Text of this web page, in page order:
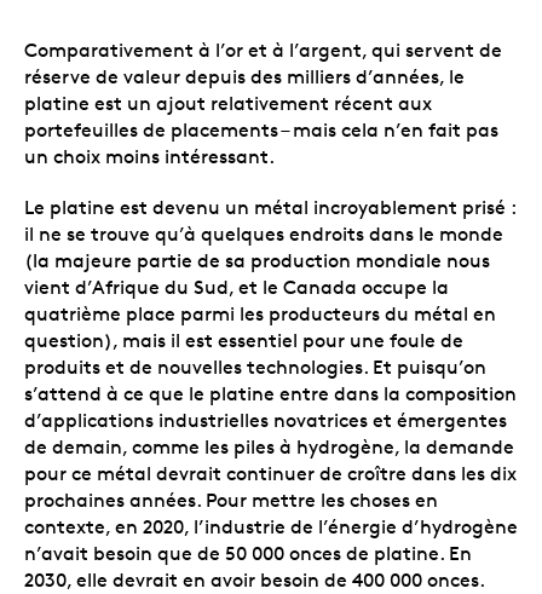
Comparativement à l’or et à l’argent, qui servent de
réserve de valeur depuis des milliers d’années, le
platine est un ajout relativement récent aux
portefeuilles de placements – mais cela n’en fait pas
un choix moins intéressant.
Le platine est devenu un métal incroyablement prisé :
il ne se trouve qu’à quelques endroits dans le monde
(la majeure partie de sa production mondiale nous
vient d’Afrique du Sud, et le Canada occupe la
quatrième place parmi les producteurs du métal en
question), mais il est essentiel pour une foule de
produits et de nouvelles technologies. Et puisqu’on
s’attend à ce que le platine entre dans la composition
d’applications industrielles novatrices et émergentes
de demain, comme les piles à hydrogène, la demande
pour ce métal devrait continuer de croître dans les dix
prochaines années. Pour mettre les choses en
contexte, en 2020, l’industrie de l’énergie d’hydrogène
n’avait besoin que de 50 000 onces de platine. En
2030, elle devrait en avoir besoin de 400 000 onces.